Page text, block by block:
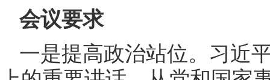
会议要求
一是提高政治站位。习近